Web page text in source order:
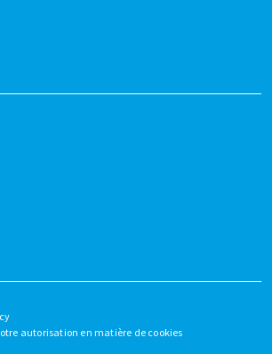
autorisation en matière de cookies